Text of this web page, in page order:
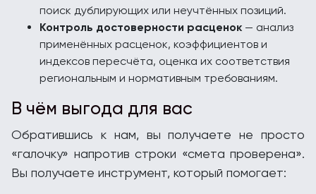
поиск дублирующих или неучтённых позиций.
Контроль достоверности расценок — анализ
применённых расценок, коэффициентов и
индексов пересчёта, оценка их соответствия
региональным и нормативным требованиям.
В чём выгода для вас
Обратившись к нам, вы получаете не просто
«галочку» напротив строки «смета проверена».
Вы получаете инструмент, который помогает: